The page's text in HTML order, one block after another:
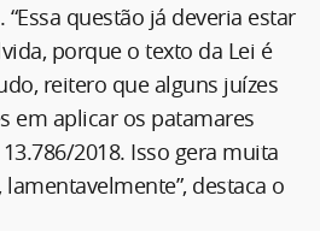
questão já deveria estar
porque o texto da Lei é
reitero que alguns juízes
em aplicar os patamares
2018. Isso gera muita
destaca o